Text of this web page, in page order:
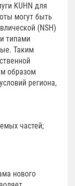
KUHN для
могут быть
(NSH)
типами
Таким
образом
региона,
частей;
нового